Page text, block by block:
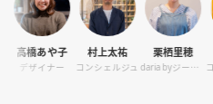
や子 村上太祐
コンシェルジュ
栗栖里穂
daria byジーバーFOOD マネージャー
本田知子